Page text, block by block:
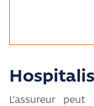
L’assureur